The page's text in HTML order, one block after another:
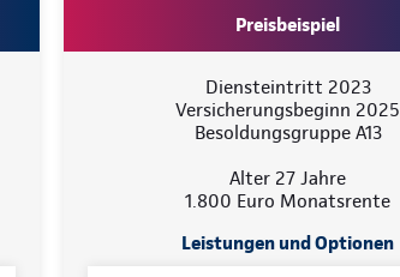
Preisbeispiel
Diensteintritt 2023
Versicherungsbeginn 2025
Besoldungsgruppe A13
Alter 27 Jahre
1.800 Euro Monatsrente
Leistungen und Optionen